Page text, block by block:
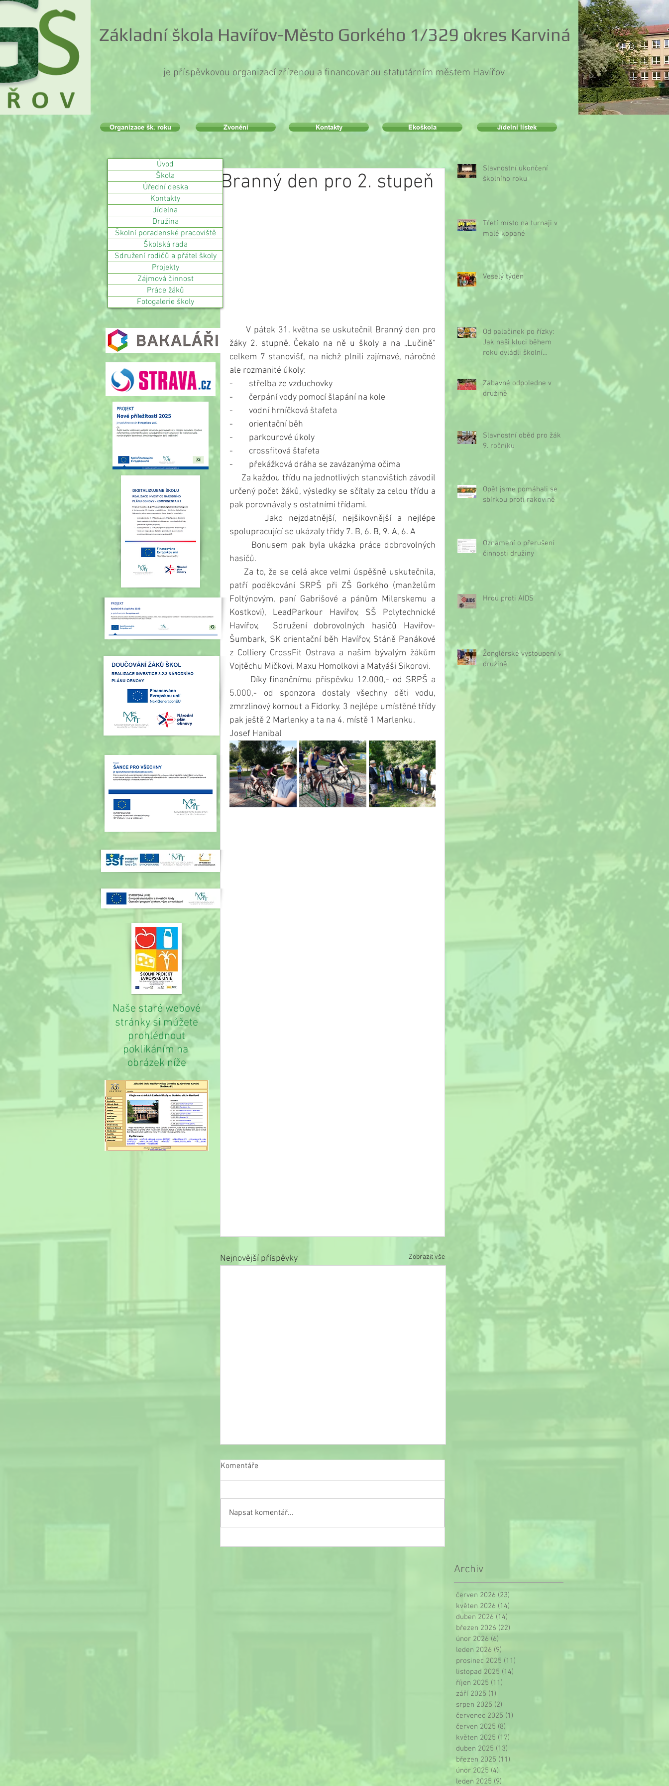
Základní škola Havířov-Město Gorkého 1/329 okres Karviná
je příspěvkovou organizací zřízenou a financovanou statutárním městem Havířov
Branný den pro 2. stupeň
      V pátek 31. května se uskutečnil Branný den pro
žáky 2. stupně. Čekalo na ně u školy a na „Lučině“
celkem 7 stanovišť, na nichž plnili zajímavé, náročné
ale rozmanité úkoly:
-        střelba ze vzduchovky
-        čerpání vody pomocí šlapání na kole
-        vodní hrníčková štafeta
-        orientační běh
-        parkourové úkoly
-        crossfitová štafeta
-        překážková dráha se zavázanýma očima
určený počet žáků, výsledky se sčítaly za celou třídu a
pak porovnávaly s ostatními třídami.
spolupracující se ukázaly třídy 7. B, 6. B, 9. A, 6. A
hasičů.
patří poděkování SRPŠ při ZŠ Gorkého (manželům
Foltýnovým, paní Gabrišové a pánům Milerskemu a
Kostkovi), LeadParkour Havířov, SŠ Polytechnické
Havířov,  Sdružení dobrovolných hasičů Havířov-
Šumbark, SK orientační běh Havířov, Stáně Panákové
z Colliery CrossFit Ostrava a našim bývalým žákům
Vojtěchu Mičkovi, Maxu Homolkovi a Matyáši Sikorovi.
5.000,- od sponzora dostaly všechny děti vodu,
zmrzlinový kornout a Fidorky. 3 nejlépe umístěné třídy
pak ještě 2 Marlenky a ta na 4. místě 1 Marlenku.
Josef Hanibal
Nejnovější příspěvky Zobrazit vše
Slavnostní ukončení školního roku
Komentáře
Napsat komentář...
Slavnostní ukončení
školního roku
Třetí místo na turnaji v
malé kopané
Veselý týden
Od palačinek po řízky:
Jak naši kluci během
roku ovládli školní
Zábavné odpoledne v
družině
Slavnostní oběd pro žáky
9. ročníku
Opět jsme pomáhali se
sbírkou proti rakovině
Oznámení o přerušení
činnosti družiny
Hrou proti AIDS
Žonglérské vystoupení v
družině
Archiv
červen 2026 (23)
květen 2026 (14)
duben 2026 (14)
březen 2026 (22)
únor 2026 (6)
leden 2026 (9)
prosinec 2025 (11)
listopad 2025 (14)
říjen 2025 (11)
září 2025 (1)
srpen 2025 (2)
červenec 2025 (1)
červen 2025 (8)
květen 2025 (17)
duben 2025 (13)
březen 2025 (11)
únor 2025 (4)
leden 2025 (9)
Organizace šk. roku Zvonění Kontakty Ekoškola Jídelní lístek
Naše staré webové
stránky si můžete
prohlédnout
poklikáním na
obrázek níže
Úvod
Škola
Úřední deska
Kontakty
Jídelna
Družina
Školní poradenské pracoviště
Školská rada
Sdružení rodičů a přátel školy
Projekty
Zájmová činnost
Práce žáků
Fotogalerie školy